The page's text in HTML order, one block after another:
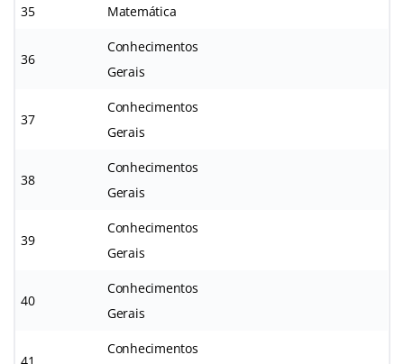
35 Matemática
36
Conhecimentos
Gerais
37
Conhecimentos
Gerais
38
Conhecimentos
Gerais
39
Conhecimentos
Gerais
40
Conhecimentos
Gerais
Conhecimentos